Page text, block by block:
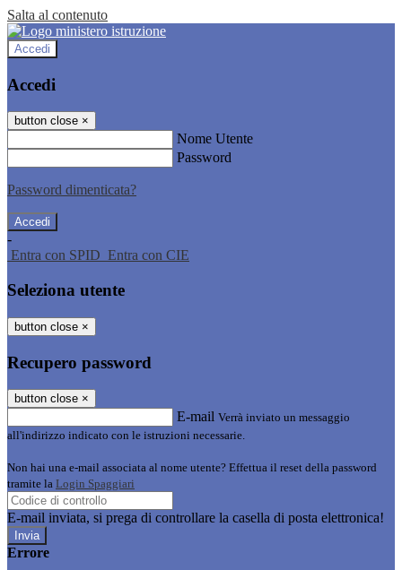
Salta al contenuto
Accedi
Accedi
button close ×
Nome Utente
Password
Password dimenticata?
-
Entra con SPID Entra con CIE
Seleziona utente
button close ×
Recupero password
button close ×
E-mail Verrà inviato un messaggio
all'indirizzo indicato con le istruzioni necessarie.
Non hai una e-mail associata al nome utente? Effettua il reset della password
tramite la Login Spaggiari
E-mail inviata, si prega di controllare la casella di posta elettronica!
Errore